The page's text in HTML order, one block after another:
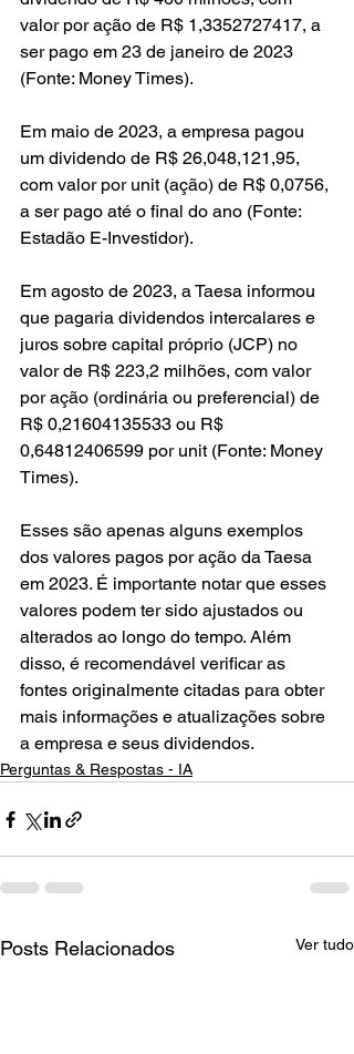
valor por ação de R$ 1,3352727417, a
ser pago em 23 de janeiro de 2023
(Fonte: Money Times).
Em maio de 2023, a empresa pagou
um dividendo de R$ 26,048,121,95,
com valor por unit (ação) de R$ 0,0756,
a ser pago até o final do ano (Fonte:
Estadão E-Investidor).
Em agosto de 2023, a Taesa informou
que pagaria dividendos intercalares e
juros sobre capital próprio (JCP) no
valor de R$ 223,2 milhões, com valor
por ação (ordinária ou preferencial) de
R$ 0,21604135533 ou R$
0,64812406599 por unit (Fonte: Money
Times).
Esses são apenas alguns exemplos
dos valores pagos por ação da Taesa
em 2023. É importante notar que esses
valores podem ter sido ajustados ou
alterados ao longo do tempo. Além
disso, é recomendável verificar as
fontes originalmente citadas para obter
mais informações e atualizações sobre
a empresa e seus dividendos.
Perguntas & Respostas - IA
Posts Relacionados Ver tudo